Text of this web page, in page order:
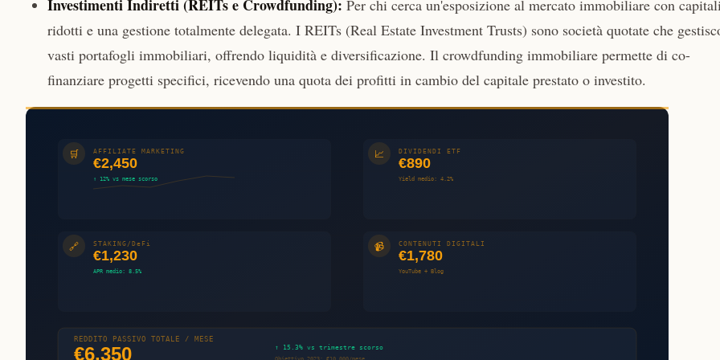
Investimenti Indiretti (REITs e Crowdfunding): Per chi cerca un'esposizione al mercato immobiliare con capitali
ridotti e una gestione totalmente delegata. I REITs (Real Estate Investment Trusts) sono società quotate che
vasti portafogli immobiliari, offrendo liquidità e diversificazione. Il crowdfunding immobiliare permette di co-
finanziare progetti specifici, ricevendo una quota dei profitti in cambio del capitale prestato o investito.